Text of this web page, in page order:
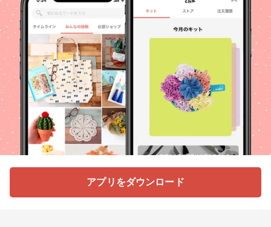
アプリをダウンロード